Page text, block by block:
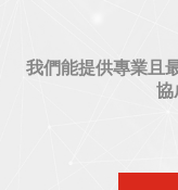
我們能提供專業且
協